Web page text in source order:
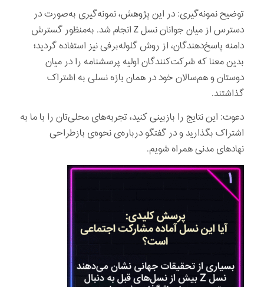
توضیح نمونه‌گیری: در این پژوهش، نمونه‌گیری به‌صورت در
دسترس از میان جوانان نسل Z انجام شد. به‌منظور گسترش
دامنه پاسخ‌دهندگان، از روش گلوله‌برفی نیز استفاده گردید؛
بدین معنا که شرکت‌کنندگان اولیه پرسشنامه را در میان
دوستان و هم‌سالان خود در همان بازه نسلی به اشتراک
گذاشتند.
دعوت: این نتایج را بازبینی کنید، تجربه‌های محلی‌تان را با ما به
اشتراک بگذارید و در گفتگو درباره‌ی نحوه‌ی بازطراحی
نهادهای مدنی همراه شویم.